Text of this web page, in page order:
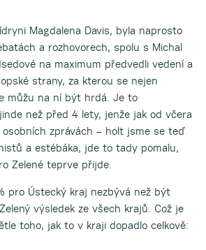
Magdalena Davis, byla naprosto
a rozhovorech, spolu s Michal
na maximum předvedli vedení a
strany, za kterou se nejen
můžu na ní být hrdá. Je to
než před 4 lety, jenže jak od včera
zprávách – holt jsme se teď
a estébáka, jde to tady pomalu,
Zelené teprve přijde.
pro Ústecký kraj nezbývá než být
výsledek ze všech krajů. Což je
toho, jak to v kraji dopadlo celkově: